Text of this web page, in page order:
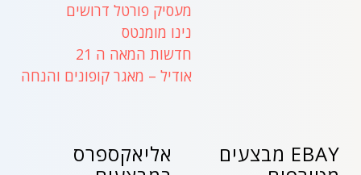
מעסיק פורטל דרושים
נינו מומנטס
חדשות המאה ה 21
אודיל – מאגר קופונים והנחה
אליאקספרס
EBAY מבצעים